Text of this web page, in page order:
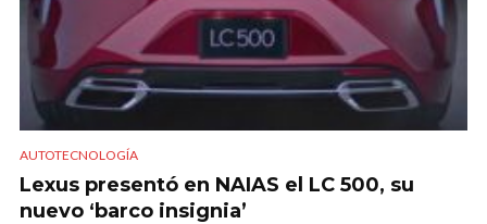
AUTOTECNOLOGÍA
Lexus presentó en NAIAS el LC 500, su
nuevo ‘barco insignia’